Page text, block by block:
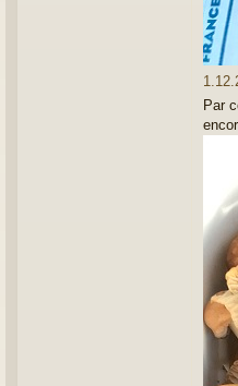
Par